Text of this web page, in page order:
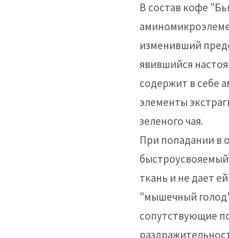
В состав кофе
изменивший
явившийся
содержит в себе
элементы
зеленого чая.
При попадании в
ткань и не дает
"мышечный
сопутствующие